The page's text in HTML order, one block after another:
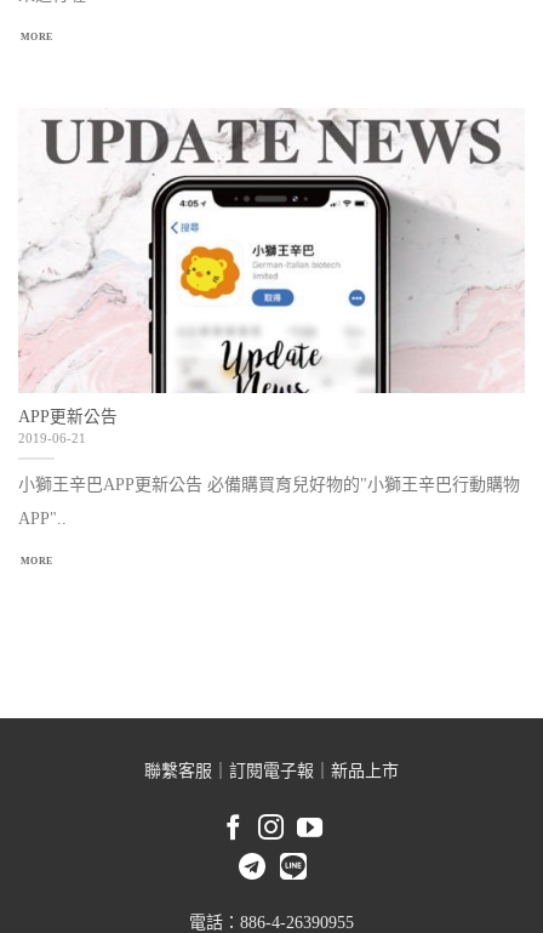
MORE
APP更新公告
2019-06-21
小獅王辛巴APP更新公告 必備購買育兒好物的"小獅王辛巴行動購物
APP"..
MORE
聯繫客服 訂閱電子報 新品上市
電話：886-4-26390955